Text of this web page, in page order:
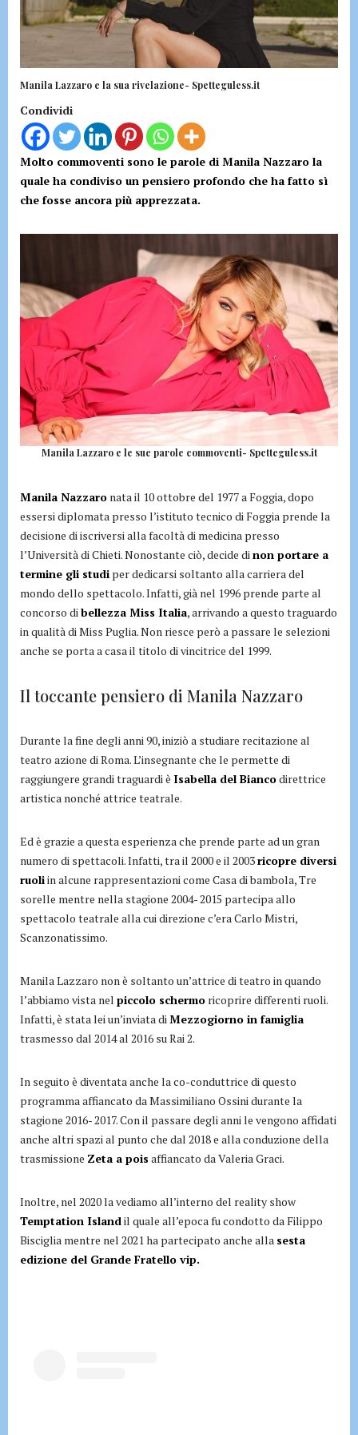
Manila Lazzaro e la sua rivelazione- Spetteguless.it
Condividi
Molto commoventi sono le parole di Manila Nazzaro la
quale ha condiviso un pensiero profondo che ha fatto sì
che fosse ancora più apprezzata.
Manila Lazzaro e le sue parole commoventi- Spetteguless.it
Manila Nazzaro nata il 10 ottobre del 1977 a Foggia, dopo
essersi diplomata presso l’istituto tecnico di Foggia prende la
decisione di iscriversi alla facoltà di medicina presso
l’Università di Chieti. Nonostante ciò, decide dinon portare a
termine gli studi per dedicarsi soltanto alla carriera del
mondo dello spettacolo. Infatti, già nel 1996 prende parte al
concorso dibellezza Miss Italia, arrivando a questo traguardo
in qualità di Miss Puglia. Non riesce però a passare le selezioni
anche se porta a casa il titolo di vincitrice del 1999.
Il toccante pensiero di Manila Nazzaro
Durante la fine degli anni 90, iniziò a studiare recitazione al
teatro azione di Roma. L’insegnante che le permette di
raggiungere grandi traguardi è Isabella del Biancodirettrice
artistica nonché attrice teatrale.
Ed è grazie a questa esperienza che prende parte ad un gran
numero di spettacoli. Infatti, tra il 2000 e il 2003ricopre diversi
ruoliin alcune rappresentazioni come Casa di bambola, Tre
sorelle mentre nella stagione 2004- 2015 partecipa allo
spettacolo teatrale alla cui direzione c’era Carlo Mistri,
Scanzonatissimo.
Manila Lazzaro non è soltanto un’attrice di teatro in quando
l’abbiamo vista nel piccolo schermo ricoprire differenti ruoli.
Infatti, è stata lei un’inviata diMezzogiorno in famiglia
trasmesso dal 2014 al 2016 su Rai 2.
In seguito è diventata anche la co-conduttrice di questo
programma affiancato da Massimiliano Ossini durante la
stagione 2016- 2017. Con il passare degli anni le vengono affidati
anche altri spazi al punto che dal 2018 e alla conduzione della
trasmissione Zeta a pois affiancato da Valeria Graci.
Inoltre, nel 2020 la vediamo all’interno del reality show
Temptation Islandil quale all’epoca fu condotto da Filippo
Bisciglia mentre nel 2021 ha partecipato anche alla sesta
edizione del Grande Fratello vip.